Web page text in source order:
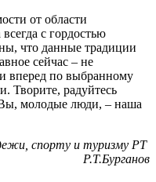
от области
с гордостью
что данные традиции
сейчас – не
вперед по выбранному
Творите, радуйтесь
молодые люди, – наша
спорту и туризму РТ
Р.Т.Бурганов